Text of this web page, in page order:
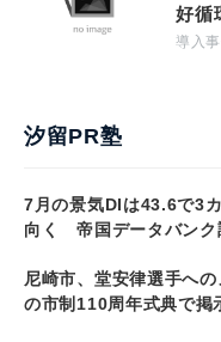
好循
導入
汐留PR塾
7月の景気DIは43.6で3
向く 帝国データバンク
尼崎市、堂安律選手へ
の市制110周年式典で掲